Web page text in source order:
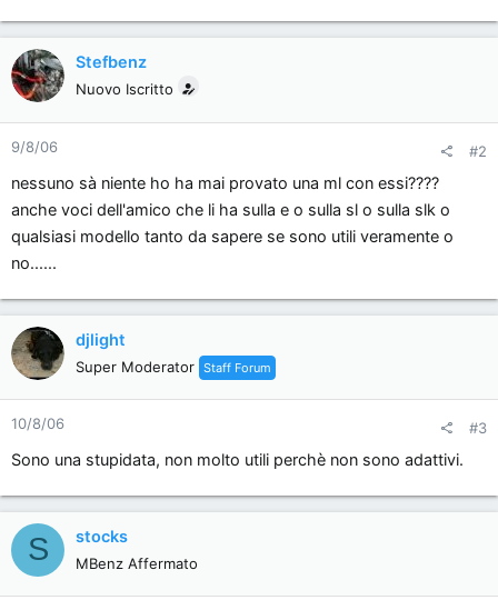
Stefbenz
Nuovo Iscritto
9/8/06 #2
nessuno sà niente ho ha mai provato una ml con essi????
anche voci dell'amico che li ha sulla e o sulla sl o sulla slk o
qualsiasi modello tanto da sapere se sono utili veramente o
no......
djlight
Super Moderator Staff Forum
10/8/06 #3
Sono una stupidata, non molto utili perchè non sono adattivi.
S stocks
MBenz Affermato